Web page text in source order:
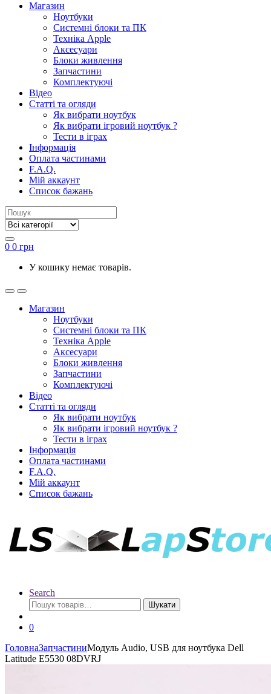
Магазин
Ноутбуки
Системні блоки та ПК
Техніка Apple
Аксесуари
Блоки живлення
Запчастини
Комплектуючі
Відео
Статті та огляди
Як вибрати ноутбук
Як вибрати ігровий ноутбук ?
Тести в іграх
Інформація
Оплата частинами
F.A.Q.
Мій аккаунт
Список бажань
0 0 грн
У кошику немає товарів.
Магазин
Ноутбуки
Системні блоки та ПК
Техніка Apple
Аксесуари
Блоки живлення
Запчастини
Комплектуючі
Відео
Статті та огляди
Як вибрати ноутбук
Як вибрати ігровий ноутбук ?
Тести в іграх
Інформація
Оплата частинами
F.A.Q.
Мій аккаунт
Список бажань
Search
Шукати
0
ГоловнаЗапчастиниМодуль Audio, USB для ноутбука Dell
Latitude E5530 08DVRJ